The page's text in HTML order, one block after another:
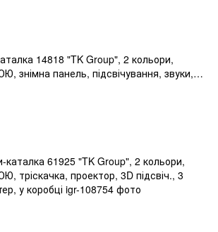
14818 "TK Group", 2 кольори,
знімна панель, підсвічування, звуки,
коробці